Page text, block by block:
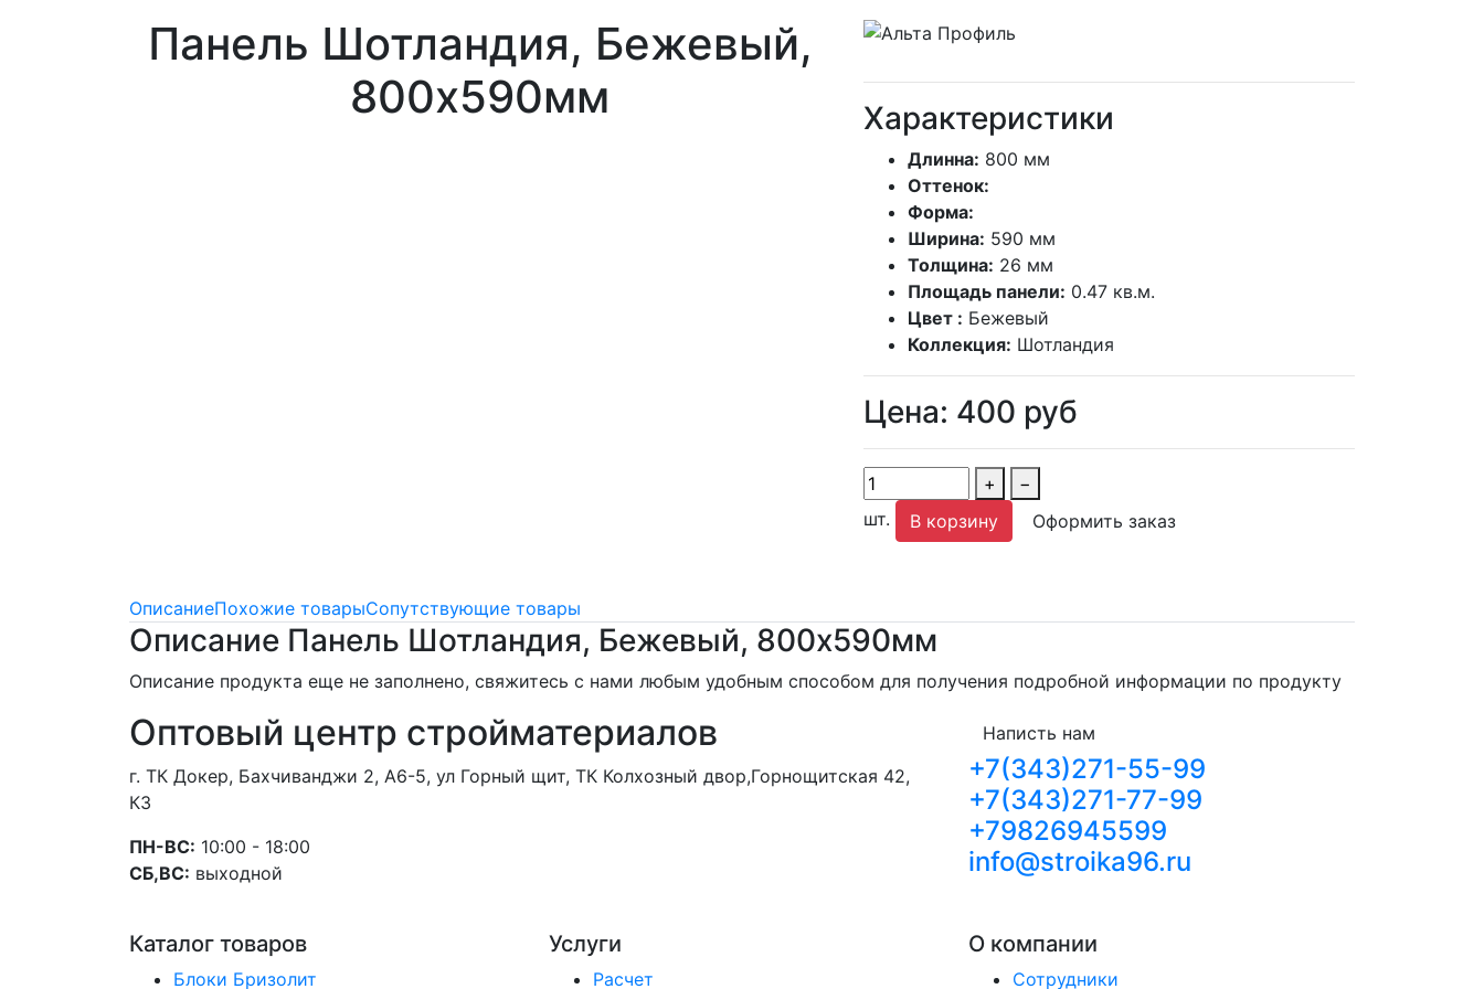
Панель Шотландия, Бежевый,
800х590мм
Характеристики
Длинна: 800 мм
Оттенок:
Форма:
Ширина: 590 мм
Толщина: 26 мм
Площадь панели: 0.47 кв.м.
Цвет : Бежевый
Коллекция: Шотландия
Цена: 400 руб
+
−
шт.
В корзину Оформить заказ
ОписаниеПохожие товарыСопутствующие товары
Описание Панель Шотландия, Бежевый, 800х590мм
Описание продукта еще не заполнено, свяжитесь с нами любым удобным способом для получения подробной информации по продукту
Оптовый центр стройматериалов
г. ТК Докер, Бахчиванджи 2, А6-5, ул Горный щит, ТК Колхозный двор,Горнощитская 42,
К3
ПН-ВС: 10:00 - 18:00
СБ,ВС: выходной
Написть нам
+7(343)271-55-99
+7(343)271-77-99
+79826945599
info@stroika96.ru
Каталог товаров
Блоки Бризолит
Услуги
Расчет
О компании
Сотрудники